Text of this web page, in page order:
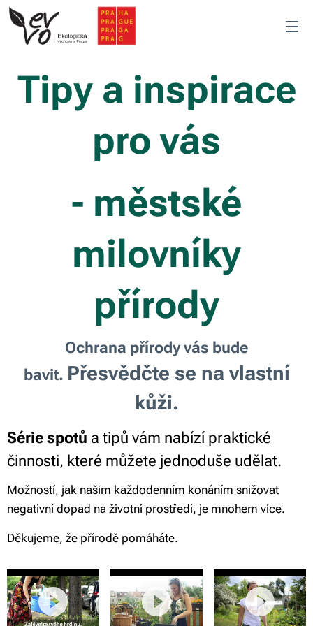
Tipy a inspirace
pro vás
- městské
milovníky
přírody
Ochrana přírody vás bude
bavit. Přesvědčte se na vlastní
kůži.
Série spotů a tipů vám nabízí praktické
činnosti, které můžete jednoduše udělat.
Možností, jak našim každodenním konáním snižovat
negativní dopad na životní prostředí, je mnohem více.
Děkujeme, že přírodě pomáháte.